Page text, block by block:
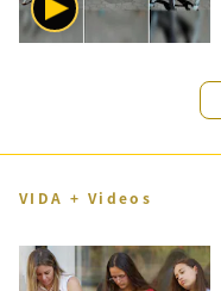
VIDA + Videos